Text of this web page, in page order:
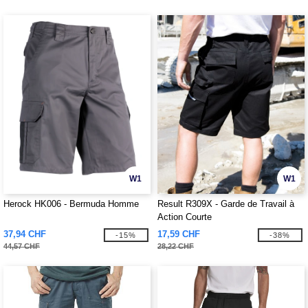
W1
Herock HK006 - Bermuda Homme
37,94 CHF
44,57 CHF
-15%
W1
Result R309X - Garde de Travail à
Action Courte
17,59 CHF
28,22 CHF
-38%